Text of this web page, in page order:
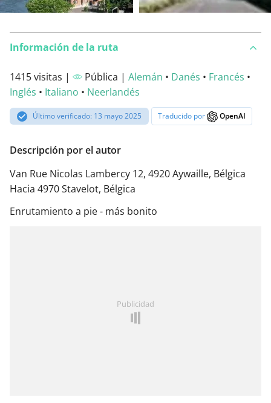
Información de la ruta
1415 visitas | Pública | Alemán • Danés • Francés •
Inglés • Italiano • Neerlandés
Último verificado: 13 mayo 2025 Traducido por OpenAI
Descripción por el autor
Van Rue Nicolas Lambercy 12, 4920 Aywaille, Bélgica
Hacia 4970 Stavelot, Bélgica
Enrutamiento a pie - más bonito
Publicidad